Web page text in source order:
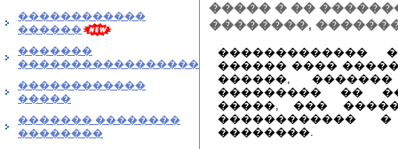
������������
������
�������
�����������������
������������
�����
������� ��������
��������
����� � ��
��������,
�������������
������ ����
������,
��������� ��
�����, ���
������������
��������.